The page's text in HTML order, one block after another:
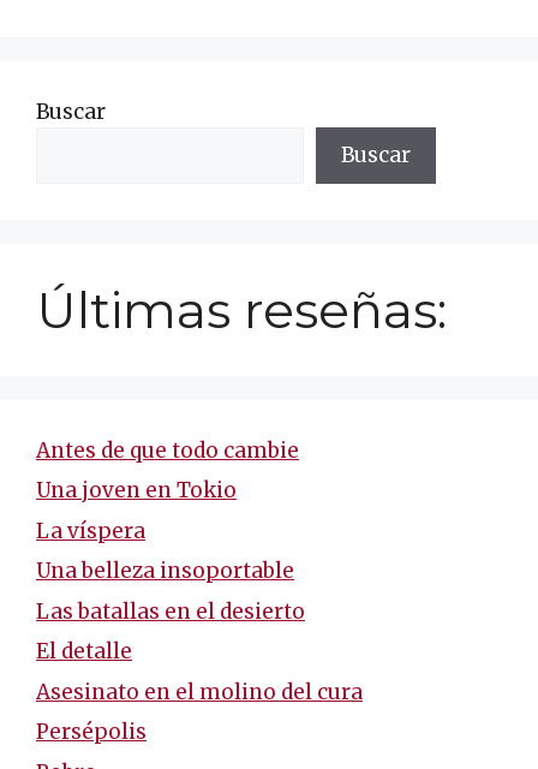
Buscar
Buscar
Últimas reseñas:
Antes de que todo cambie
Una joven en Tokio
La víspera
Una belleza insoportable
Las batallas en el desierto
El detalle
Asesinato en el molino del cura
Persépolis